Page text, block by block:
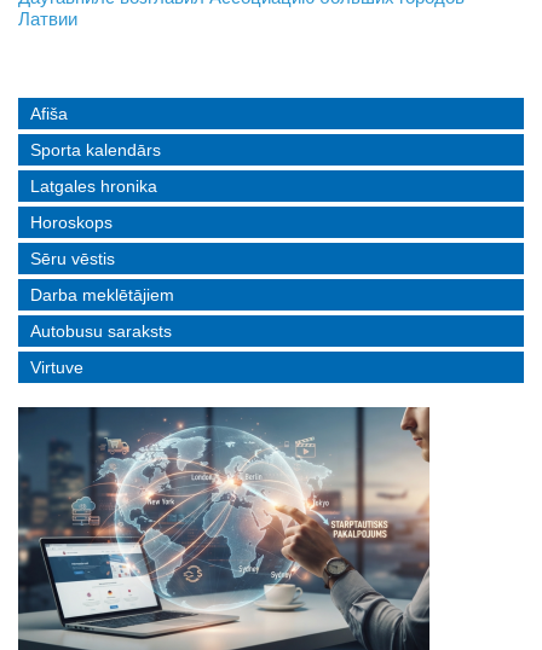
Латвии
реальные истории людей с ограниченными возможностями
Afiša
Sporta kalendārs
Latgales hronika
Horoskops
Sēru vēstis
Darba meklētājiem
Autobusu saraksts
Virtuve